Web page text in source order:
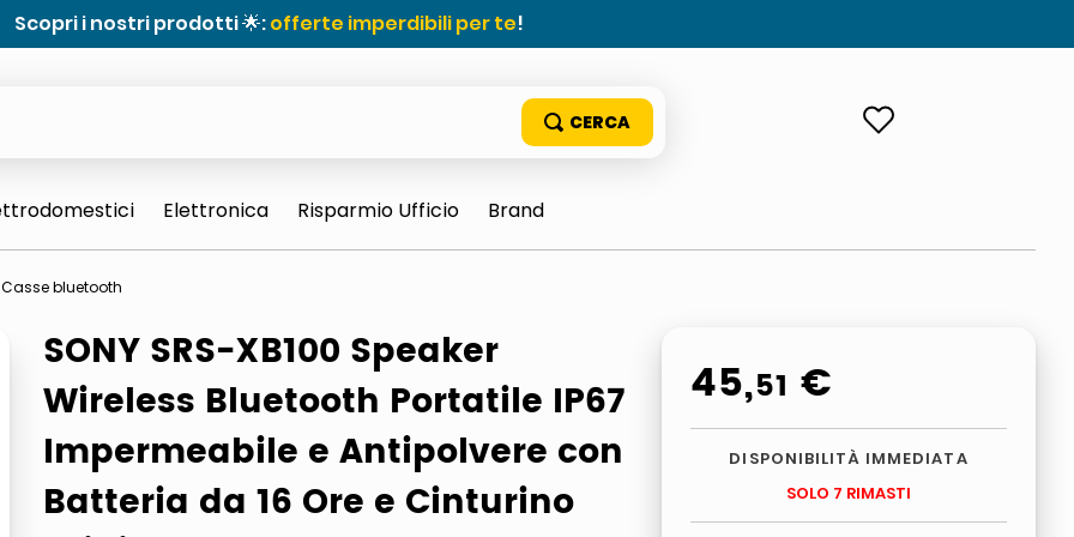
Scopri i nostri prodotti 🌟:offerte imperdibili per te!
Elettronica Risparmio Ufficio Brand
Casse bluetooth
SONY SRS-XB100 Speaker
Wireless Bluetooth Portatile IP67
Impermeabile e Antipolvere con
Batteria da 16 Ore e Cinturino
45,51 €
DISPONIBILITÀ IMMEDIATA
SOLO 7 RIMASTI